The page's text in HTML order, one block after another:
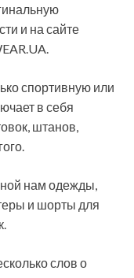
и на сайте
спортивную или
в себя
штанов,
нам одежды,
и шорты для
слов о